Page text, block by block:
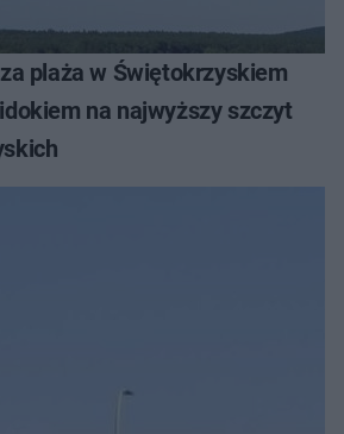
plaża w Świętokrzyskiem
na najwyższy szczyt